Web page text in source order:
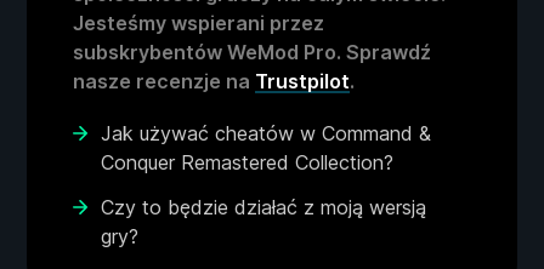
Jesteśmy wspierani przez
subskrybentów WeMod Pro. Sprawdź
nasze recenzje na Trustpilot.
Jak używać cheatów w Command &
Conquer Remastered Collection?
Czy to będzie działać z moją wersją
gry?